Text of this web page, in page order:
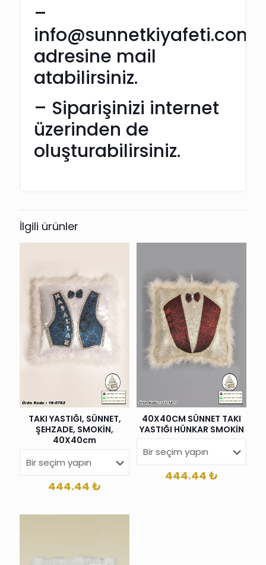
–
info@sunnetkiyafeti.com
adresine mail
atabilirsiniz.
– Siparişinizi internet
üzerinden de
oluşturabilirsiniz.
İlgili ürünler
TAKI YASTIĞI, SÜNNET,
ŞEHZADE, SMOKİN,
40X40cm
444.44 ₺
40X40CM SÜNNET TAKI
YASTIĞI HÜNKAR SMOKİN
444.44 ₺